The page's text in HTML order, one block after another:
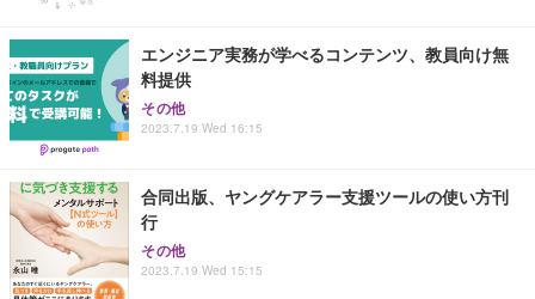
エンジニア実務が学べるコンテンツ、教員向け無
料提供
その他
2023.7.19 Wed 16:15
合同出版、ヤングケアラー支援ツールの使い方刊
行
その他
2023.7.19 Wed 15:15